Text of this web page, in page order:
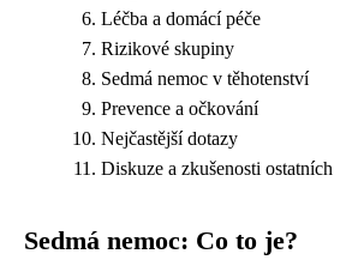
Léčba a domácí péče
Rizikové skupiny
Sedmá nemoc v těhotenství
Prevence a očkování
Nejčastější dotazy
Diskuze a zkušenosti ostatních
Sedmá nemoc: Co to je?